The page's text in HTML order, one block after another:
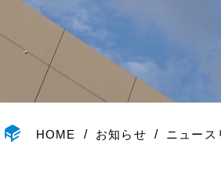
HOME お知らせ ニュース